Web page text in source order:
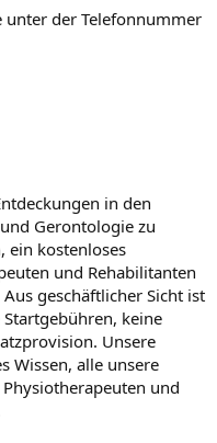
der Telefonnummer
in den
Gerontologie zu
ein kostenloses
und Rehabilitanten
geschäftlicher Sicht ist
keine
Unsere
Wissen, alle unsere
und